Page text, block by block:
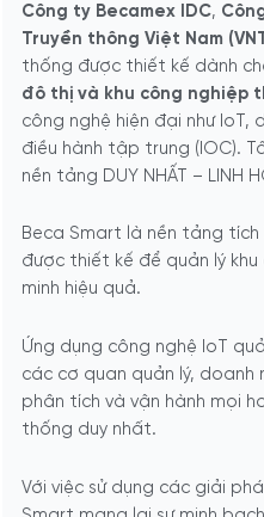
Công ty Becamex IDC,
Truyền thông Việt Nam
thống được thiết kế dành
đô thị và khu công nghiệp
công nghệ hiện đại như IoT,
điều hành tập trung (IOC).
nền tảng DUY NHẤT – LINH
Beca Smart là nền tảng
được thiết kế để quản lý
minh hiệu quả.
Ứng dụng công nghệ IoT
các cơ quan quản lý,
phân tích và vận hành mọi
thống duy nhất.
Với việc sử dụng các giải